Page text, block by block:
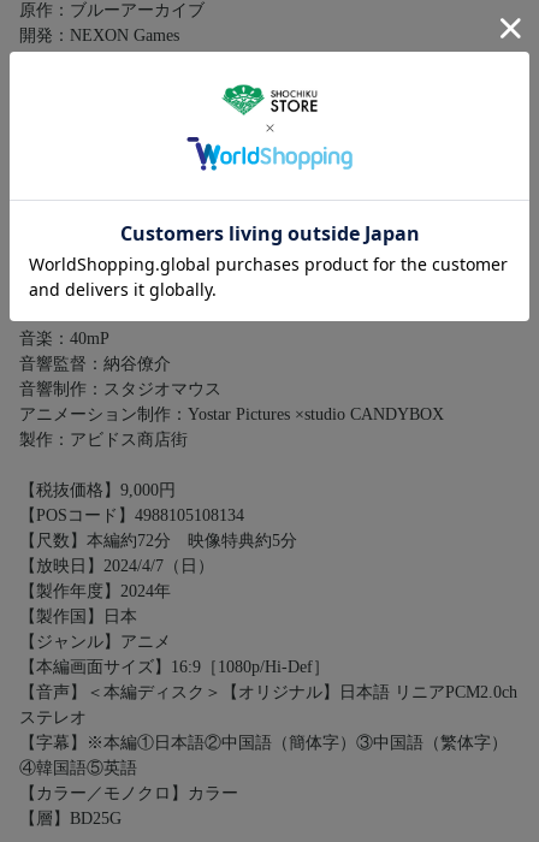
原作：ブルーアーカイブ
開発：NEXON Games
シリーズ構成：大野木寛／山岸大悟
色彩設計：濱岡幸治
撮影監督：後藤晴香
編集：高橋歩
音楽：40mP
音響監督：納谷僚介
音響制作：スタジオマウス
アニメーション制作：Yostar Pictures ×studio CANDYBOX
製作：アビドス商店街
【税抜価格】9,000円
【POSコード】4988105108134
【尺数】本編約72分 映像特典約5分
【放映日】2024/4/7（日）
【製作年度】2024年
【製作国】日本
【ジャンル】アニメ
【本編画面サイズ】16:9［1080p/Hi-Def］
【音声】＜本編ディスク＞【オリジナル】日本語 リニアPCM2.0ch
ステレオ
【字幕】※本編①日本語②中国語（簡体字）③中国語（繁体字）
④韓国語⑤英語
【カラー／モノクロ】カラー
【層】BD25G